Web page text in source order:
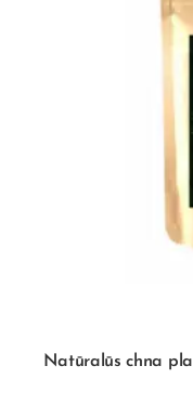
Natūralūs chna